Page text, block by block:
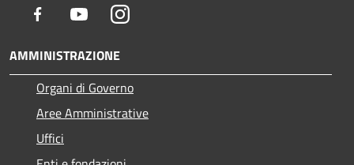
Facebook YoutubeInstagram
AMMINISTRAZIONE
Organi di Governo
Aree Amministrative
Uffici